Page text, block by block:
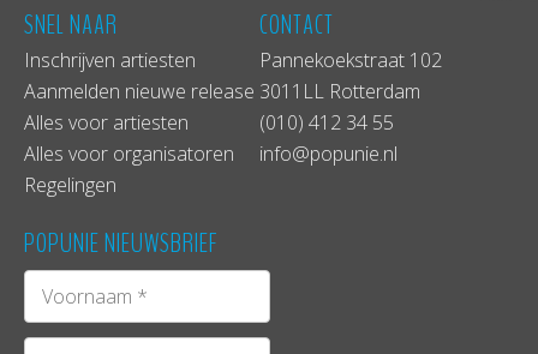
SNEL NAAR
Inschrijven artiesten
Aanmelden nieuwe release
Alles voor artiesten
Alles voor organisatoren
Regelingen
CONTACT
Pannekoekstraat 102
3011LL Rotterdam
(010) 412 34 55
info@popunie.nl
POPUNIE NIEUWSBRIEF